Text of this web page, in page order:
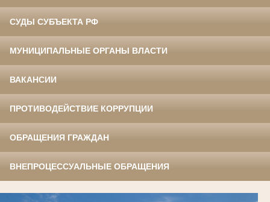
СУДЫ СУБЪЕКТА РФ
МУНИЦИПАЛЬНЫЕ ОРГАНЫ ВЛАСТИ
ВАКАНСИИ
ПРОТИВОДЕЙСТВИЕ КОРРУПЦИИ
ОБРАЩЕНИЯ ГРАЖДАН
ВНЕПРОЦЕССУАЛЬНЫЕ ОБРАЩЕНИЯ